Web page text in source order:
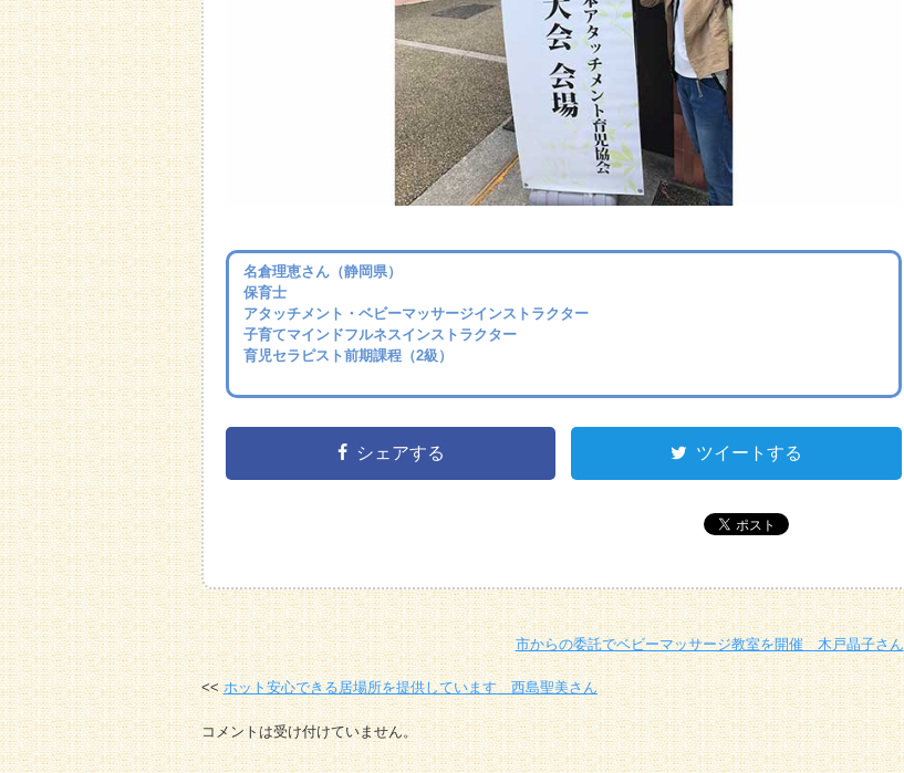
名倉理恵さん（静岡県）
保育士
アタッチメント・ベビーマッサージインストラクター
子育てマインドフルネスインストラクター
育児セラピスト前期課程（2級）
シェアする ツイートする
市からの委託でベビーマッサージ教室を開催 木戸晶子さん
ホット安心できる居場所を提供しています 西島聖美さん
コメントは受け付けていません。